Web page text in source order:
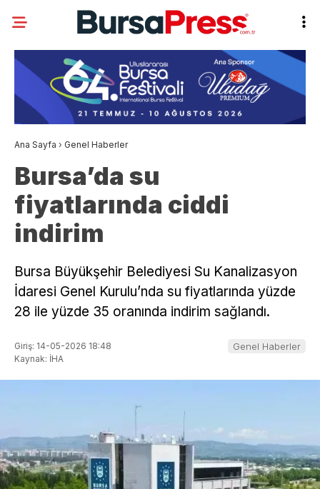
Ana Sayfa › Genel Haberler
Bursa’da su
fiyatlarında ciddi
indirim
Bursa Büyükşehir Belediyesi Su Kanalizasyon
İdaresi Genel Kurulu’nda su fiyatlarında yüzde
28 ile yüzde 35 oranında indirim sağlandı.
Giriş: 14-05-2026 18:48
Kaynak: İHA
Genel Haberler